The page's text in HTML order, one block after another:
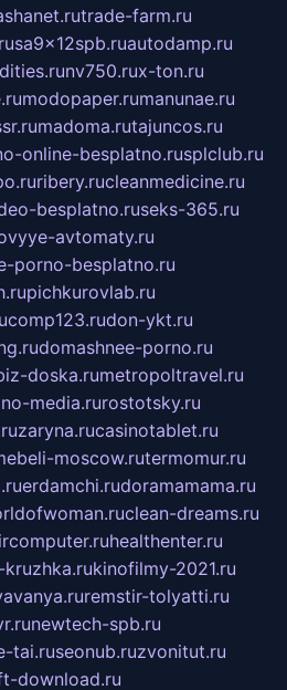
trade-farm.ru
autodamp.ru
nv750.rux-ton.ru
modopaper.rumanunae.ru
madoma.rutajuncos.ru
online-besplatno.rusplclub.ru
ribery.rucleanmedicine.ru
besplatno.ruseks-365.ru
avtomaty.ru
porno-besplatno.ru
pichkurovlab.ru
comp123.rudon-ykt.ru
domashnee-porno.ru
doska.rumetropoltravel.ru
media.rurostotsky.ru
zaryna.rucasinotablet.ru
moscow.rutermomur.ru
erdamchi.rudoramamama.ru
clean-dreams.ru
healthenter.ru
kinofilmy-2021.ru
remstir-tolyatti.ru
newtech-spb.ru
tai.ruseonub.ruzvonitut.ru
download.ru